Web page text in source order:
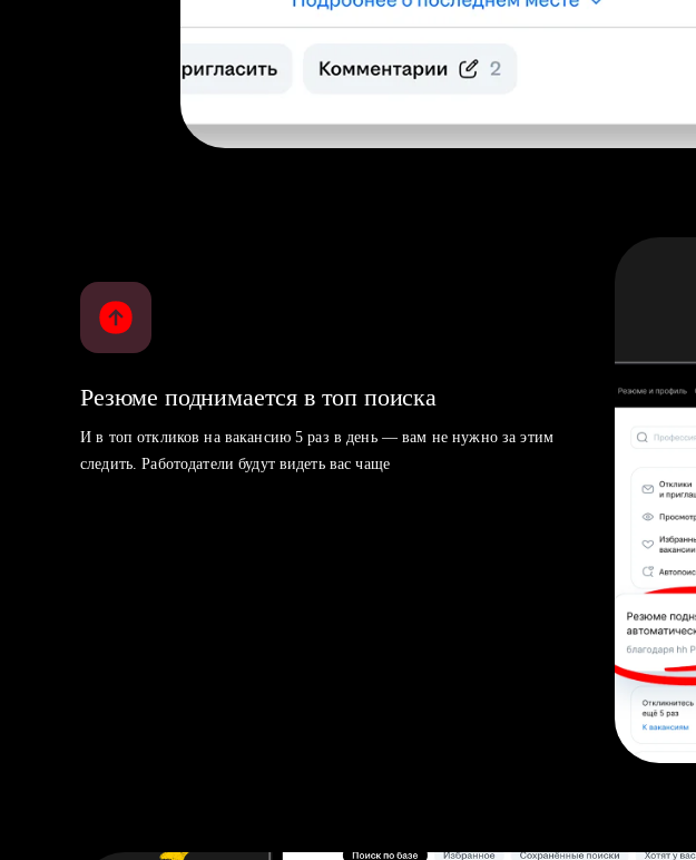
Резюме поднимается в топ поиска
И в топ откликов на вакансию 5 раз в день — вам не нужно за этим
следить. Работодатели будут видеть вас чаще